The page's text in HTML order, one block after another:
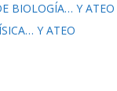
BIOLOGÍA… Y ATEO
Y ATEO